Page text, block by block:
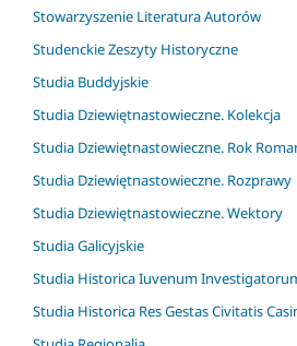
Stowarzyszenie Literatura Autorów
Studenckie Zeszyty Historyczne
Studia Buddyjskie
Studia Dziewiętnastowieczne. Kolekcja
Studia Dziewiętnastowieczne. Rok
Studia Dziewiętnastowieczne. Rozprawy
Studia Dziewiętnastowieczne. Wektory
Studia Galicyjskie
Studia Historica Iuvenum
Studia Historica Res Gestas Civitatis